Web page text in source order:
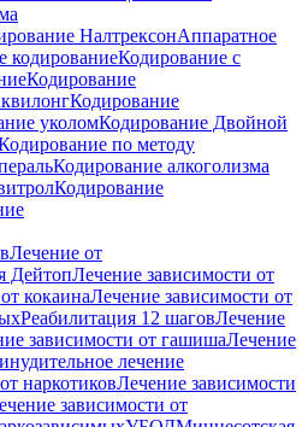
НалтрексонАппаратное
кодированиеКодирование с
Кодирование
Кодирование
уколомКодирование Двойной
по методу
Кодирование алкоголизма
Кодирование
Лечение от
ДейтопЛечение зависимости от
кокаинаЛечение зависимости от
Реабилитация 12 шаговЛечение
зависимости от гашишаЛечение
лечение
наркотиковЛечение зависимости
зависимости от